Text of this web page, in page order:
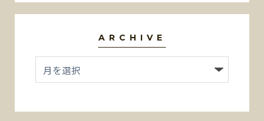
ARCHIVE